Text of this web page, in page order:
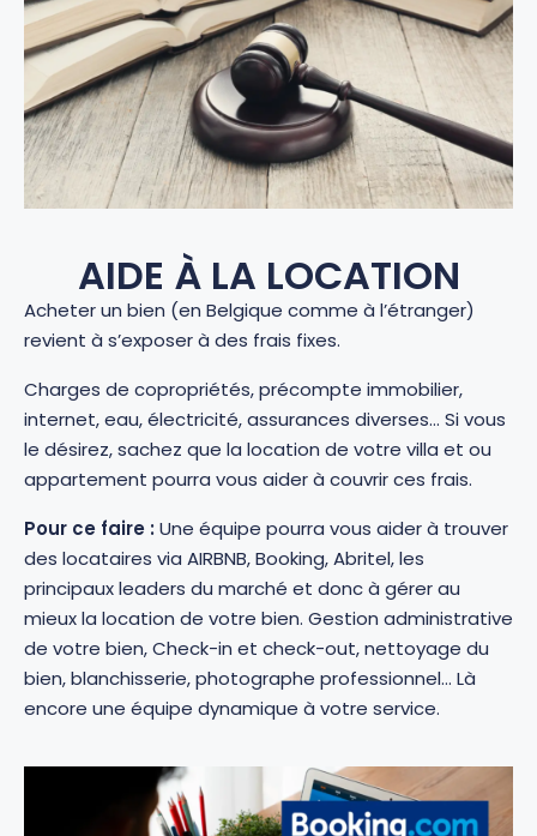
AIDE À LA LOCATION
Acheter un bien (en Belgique comme à l’étranger)
revient à s’exposer à des frais fixes.
Charges de copropriétés, précompte immobilier,
internet, eau, électricité, assurances diverses… Si vous
le désirez, sachez que la location de votre villa et ou
appartement pourra vous aider à couvrir ces frais.
Pour ce faire :Une équipe pourra vous aider à trouver
des locataires via AIRBNB, Booking, Abritel, les
principaux leaders du marché et donc à gérer au
mieux la location de votre bien. Gestion administrative
de votre bien, Check-in et check-out, nettoyage du
bien, blanchisserie, photographe professionnel… Là
encore une équipe dynamique à votre service.